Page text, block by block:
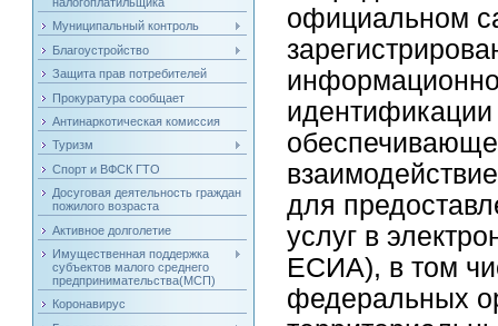
Муниципальный контроль
Благоустройство
Защита прав потребителей
Прокуратура сообщает
Антинаркотическая комиссия
Туризм
Спорт и ВФСК ГТО
Досуговая деятельность граждан
пожилого возраста
Активное долголетие
Имущественная поддержка
субъектов малого среднего
предпринимательства(МСП)
Коронавирус
официальном
для
услуг в
ЕСИА), в том
федеральных